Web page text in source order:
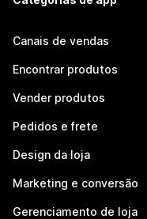
Canais de vendas
Encontrar produtos
Vender produtos
Pedidos e frete
Design da loja
Marketing e conversão
Gerenciamento de loja